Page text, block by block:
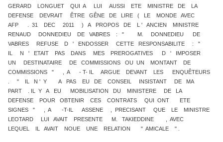
GERARD LONGUET QUI A LUI AUSSI ETE MINISTRE DE LA
DEFENSE DEVRAIT ÊTRE GÊNE DE LIRE ( LE MONDE AVEC
AFP . 31 DEC 2011 ) A PROPOS DE L ' ANCIEN MINISTRE
RENAUD DONNEDIEU DE VABRES : " M. DONNEDIEU DE
VABRES REFUSE D ' ENDOSSER CETTE RESPONSABILITE : "
IL N ' ETAIT PAS DANS MES PREROGATIVES D ' IMPOSER
UN DESTINATAIRE DE COMMISSIONS OU UN MONTANT DE
COMMISSIONS " , A - T- IL ARGUE DEVANT LES ENQUÊTEURS
. " IL N ' Y A PAS EU DE CONSEIL INSISTANT DE MA
PART . IL Y A EU MOBILISATION DU MINISTERE DE LA
DEFENSE POUR OBTENIR CES CONTRATS QUI ONT ETE
SIGNES " , A -T-IL ASSENE , PRECISANT QUE LE MINISTRE
LEOTARD LUI AVAIT PRESENTE M. TAKIEDDINE , AVEC
LEQUEL IL AVAIT NOUE UNE RELATION " AMICALE " .